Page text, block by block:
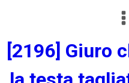
[2196] Giuro